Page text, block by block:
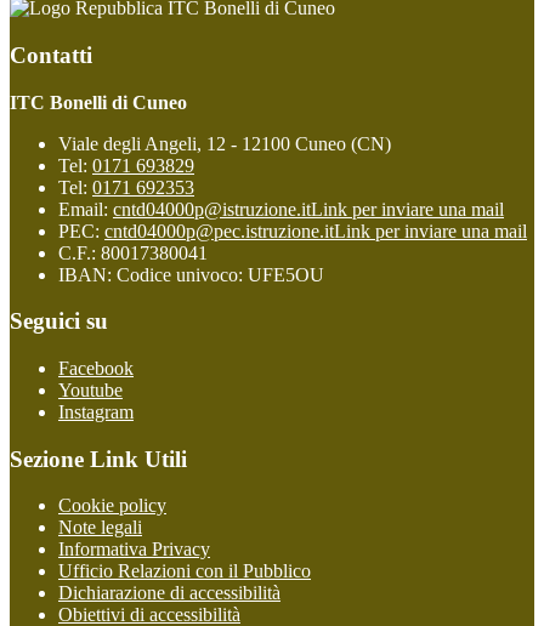
ITC Bonelli di Cuneo
Contatti
ITC Bonelli di Cuneo
Viale degli Angeli, 12 - 12100 Cuneo (CN)
Tel: 0171 693829
Tel: 0171 692353
Email: cntd04000p@istruzione.itLink per inviare una mail
PEC: cntd04000p@pec.istruzione.itLink per inviare una mail
C.F.: 80017380041
IBAN: Codice univoco: UFE5OU
Seguici su
Facebook
Youtube
Instagram
Sezione Link Utili
Cookie policy
Note legali
Informativa Privacy
Ufficio Relazioni con il Pubblico
Dichiarazione di accessibilità
Obiettivi di accessibilità